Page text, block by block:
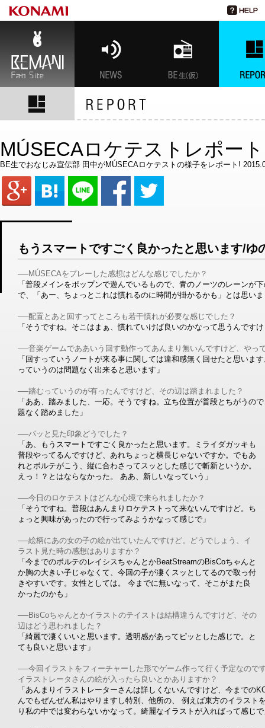
MÚSECAロケテストレポート
BE生でおなじみ宣伝部 田中がMÚSECAロケテストの様子をレポート!
もうスマートですごく良かったと思います/ゆ
──MÚSECAをプレーした感想はどんな感じでしたか？
「普段メインをポップンで遊んでいるもので、青のノーツのレーンが
で、「あー、ちょっとこれは慣れるのに時間が掛かるかも」とは思い
──配置とあと回すってところも若干慣れが必要な感じでした？
「そうですね。そこはまぁ、慣れていけば良いのかなって思うんです
──音楽ゲームでああいう回す動作ってあんまり無いんですけど、やっ
「回すっていうノートが来る事に関しては違和感無く回せたと思いま
っていうのは問題なく出来ると思います」
──踏むっていうのが有ったんですけど、その辺は踏まれました？
「ああ、踏みました、一応。そうですね。立ち位置が普段とちがうの
題なく踏めました」
──パッと見た印象どうでした？
「あ、もうスマートですごく良かったと思います。ミライダガッキも
普段やってるんですけど、あれちょっと横長じゃないですか。でもあ
れとボルテがこう、縦に合わさってスッとした感じで斬新というか。
えっ！？とはならなかった。 ああ、新しいなっていう」
──今日のロケテストはどんな心境で来られましたか？
「そうですね。普段はあんまりロケテストって来ないんですけど。ち
ょっと興味があったので行ってみようかなって感じで」
──絵柄にあの女の子の絵が出ていたんですけど。どうでしょう、イ
ラスト見た時の感想はありますか？
「今までのボルテのレイシスちゃんとかBeatStreamのBisCoちゃんと
か胸の大きい子じゃなくて、今回の子が凄くスッとしてるので取っ付
きやすいです。女性としては。 今までに無いなって、そこがまた良
かったのかも」
──BisCoちゃんとかイラストのテイストは結構違うんですけど、その
辺はどう思われました？
「綺麗で凄くいいと思います。透明感があってピッとした感じで。と
ても良いと思います」
──今回イラストをフィーチャーした形でゲーム作って行く予定なので
イラストレータさんの絵が入ったら良いとかありますか？
「あんまりイラストレーターさんは詳しくないんですけど、今までの
んでもぜんぜん私はやりますし特別、他所の、 例えば東方のイラスト
り私の中では変わらないかなって。綺麗なイラストが入ればって感じ